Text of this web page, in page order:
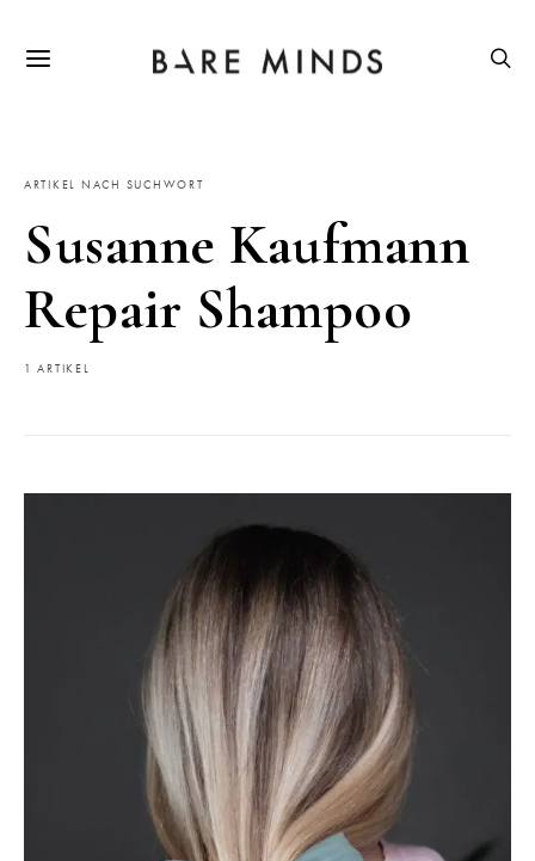
ARTIKEL NACH SUCHWORT
Susanne Kaufmann
Repair Shampoo
1 ARTIKEL